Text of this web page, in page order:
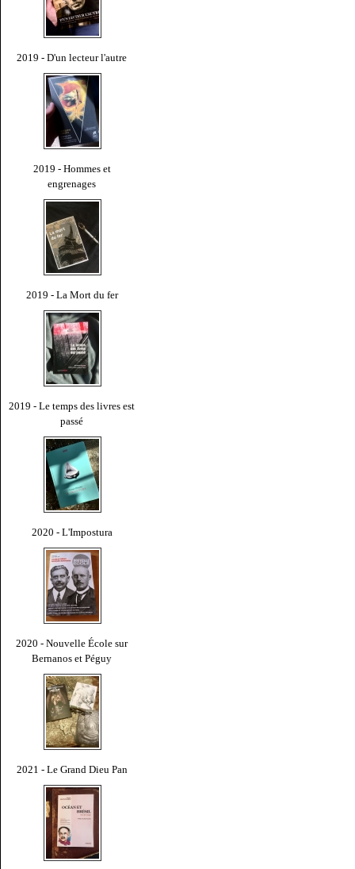
2019 - D'un lecteur l'autre
2019 - Hommes et
engrenages
2019 - La Mort du fer
2019 - Le temps des livres est
passé
2020 - L'Impostura
2020 - Nouvelle École sur
Bernanos et Péguy
2021 - Le Grand Dieu Pan